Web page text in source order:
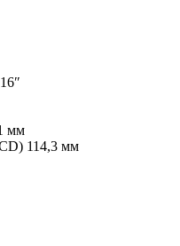
16″
мм
114,3 мм